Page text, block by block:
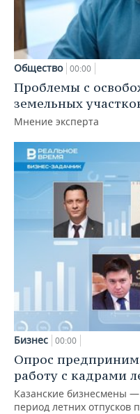
Общество 00:00
Проблемы с
земельных
Мнение эксперта
Бизнес 00:00
Опрос
работу с кадрами
Казанские бизнесмены
период летних отпусков